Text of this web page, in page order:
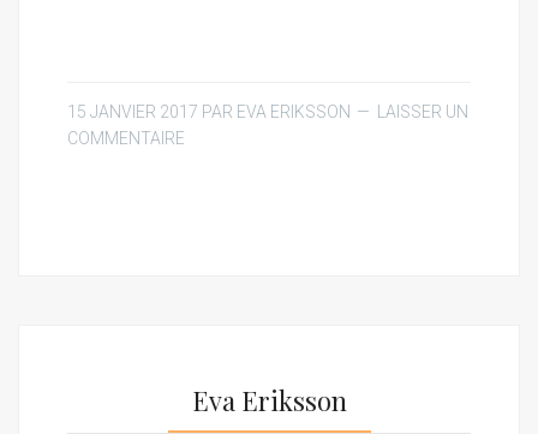
15 JANVIER 2017 PAR EVA ERIKSSON
LAISSER UN
COMMENTAIRE
Eva Eriksson